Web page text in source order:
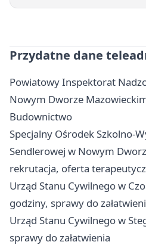
Przydatne dane
Powiatowy Inspektorat
Nowym Dworze
Budownictwo
Specjalny Ośrodek Szkolno-
Sendlerowej w Nowym
rekrutacja, oferta
Urząd Stanu Cywilnego w
godziny, sprawy do
Urząd Stanu Cywilnego w
sprawy do załatwienia